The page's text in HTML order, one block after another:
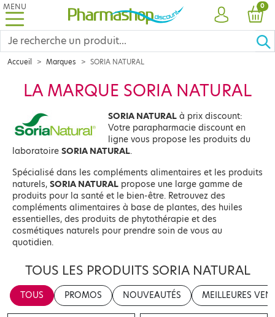
MENU
COMPTE
0
Accueil Marques SORIA NATURAL
LA MARQUE SORIA NATURAL
SORIA NATURAL à prix discount:
Votre parapharmacie discount en
ligne vous propose les produits du
laboratoire SORIA NATURAL.
Spécialisé dans les compléments alimentaires et les produits
naturels, SORIA NATURAL propose une large gamme de
produits pour la santé et le bien-être. Retrouvez des
compléments alimentaires à base de plantes, des huiles
essentielles, des produits de phytothérapie et des
cosmétiques naturels pour prendre soin de vous au
quotidien.
TOUS LES PRODUITS SORIA NATURAL
TOUS PROMOS NOUVEAUTÉS MEILLEURES